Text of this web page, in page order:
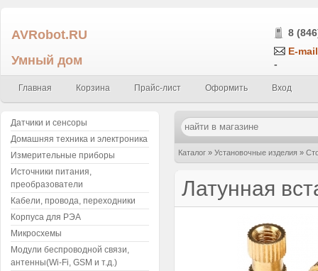
AVRobot.RU
Умный дом
8
E-
-
Главная Корзина Прайс-лист Оформить Вход
Каталог » Установочные изделия »
Латунная
Датчики и сенсоры
Домашняя техника и электроника
Измерительные приборы
Источники питания,
преобразователи
Кабели, провода, переходники
Корпуса для РЭА
Микросхемы
Модули беспроводной связи,
антенны(Wi-Fi, GSM и т.д.)